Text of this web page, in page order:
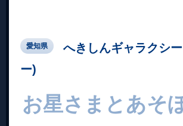
愛知県
へきしんギャラクシ
ー)
お星さまとあそ